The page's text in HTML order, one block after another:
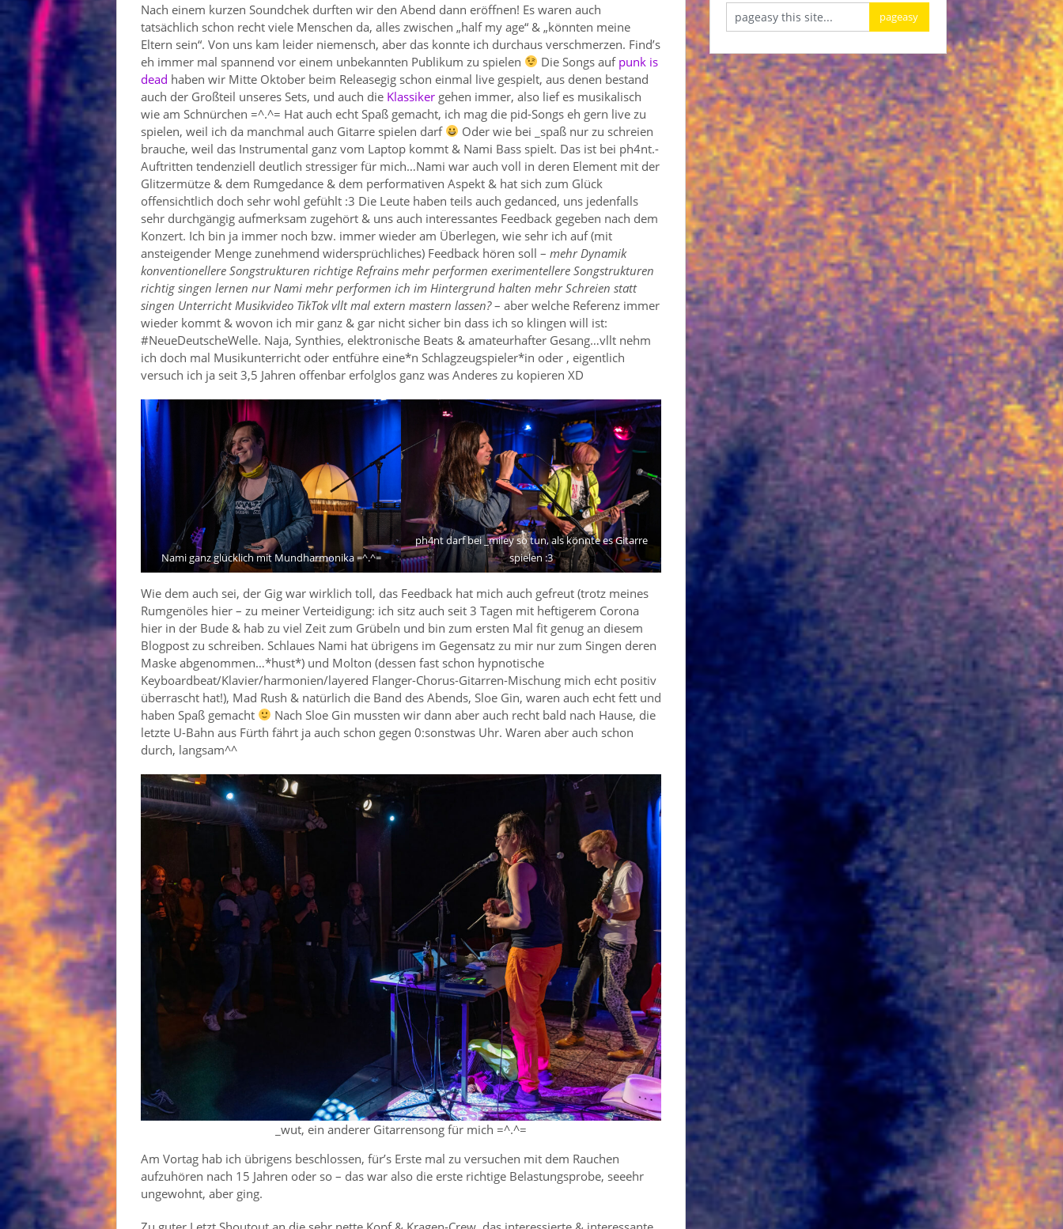
Nach einem kurzen Soundchek durften wir den Abend dann eröffnen! Es waren auch
tatsächlich schon recht viele Menschen da, alles zwischen „half my age“ & „könnten meine
Eltern sein“. Von uns kam leider niemensch, aber das konnte ich durchaus verschmerzen. Find’s
eh immer mal spannend vor einem unbekannten Publikum zu spielen
Die Songs auf punk is
dead haben wir Mitte Oktober beim Releasegig schon einmal live gespielt, aus denen bestand
auch der Großteil unseres Sets, und auch die Klassiker gehen immer, also lief es musikalisch
wie am Schnürchen =^.^= Hat auch echt Spaß gemacht, ich mag die pid-Songs eh gern live zu
spielen, weil ich da manchmal auch Gitarre spielen darf
Oder wie bei _spaß nur zu schreien
brauche, weil das Instrumental ganz vom Laptop kommt & Nami Bass spielt. Das ist bei ph4nt.-
Auftritten tendenziell deutlich stressiger für mich…Nami war auch voll in deren Element mit der
Glitzermütze & dem Rumgedance & dem performativen Aspekt & hat sich zum Glück
offensichtlich doch sehr wohl gefühlt :3 Die Leute haben teils auch gedanced, uns jedenfalls
sehr durchgängig aufmerksam zugehört & uns auch interessantes Feedback gegeben nach dem
Konzert. Ich bin ja immer noch bzw. immer wieder am Überlegen, wie sehr ich auf (mit
ansteigender Menge zunehmend widersprüchliches) Feedback hören soll – mehr Dynamik
konventionellere Songstrukturen richtige Refrains mehr performen exerimentellere Songstrukturen
richtig singen lernen nur Nami mehr performen ich im Hintergrund halten mehr Schreien statt
singen Unterricht Musikvideo TikTok vllt mal extern mastern lassen?– aber welche Referenz immer
wieder kommt & wovon ich mir ganz & gar nicht sicher bin dass ich so klingen will ist:
#NeueDeutscheWelle. Naja, Synthies, elektronische Beats & amateurhafter Gesang…vllt nehm
ich doch mal Musikunterricht oder entführe eine*n Schlagzeugspieler*in oder , eigentlich
versuch ich ja seit 3,5 Jahren offenbar erfolglos ganz was Anderes zu kopieren XD
Nami ganz glücklich mit Mundharmonika =^.^=
ph4nt darf bei _miley so tun, als könnte es Gitarre
spielen :3
Wie dem auch sei, der Gig war wirklich toll, das Feedback hat mich auch gefreut (trotz meines
Rumgenöles hier – zu meiner Verteidigung: ich sitz auch seit 3 Tagen mit heftigerem Corona
hier in der Bude & hab zu viel Zeit zum Grübeln und bin zum ersten Mal fit genug an diesem
Blogpost zu schreiben. Schlaues Nami hat übrigens im Gegensatz zu mir nur zum Singen deren
Maske abgenommen…*hust*) und Molton (dessen fast schon hypnotische
Keyboardbeat/Klavier/harmonien/layered Flanger-Chorus-Gitarren-Mischung mich echt positiv
überrascht hat!), Mad Rush & natürlich die Band des Abends, Sloe Gin, waren auch echt fett und
haben Spaß gemacht
Nach Sloe Gin mussten wir dann aber auch recht bald nach Hause, die
letzte U-Bahn aus Fürth fährt ja auch schon gegen 0:sonstwas Uhr. Waren aber auch schon
durch, langsam^^
_wut, ein anderer Gitarrensong für mich =^.^=
Am Vortag hab ich übrigens beschlossen, für’s Erste mal zu versuchen mit dem Rauchen
aufzuhören nach 15 Jahren oder so – das war also die erste richtige Belastungsprobe, seeehr
ungewohnt, aber ging.